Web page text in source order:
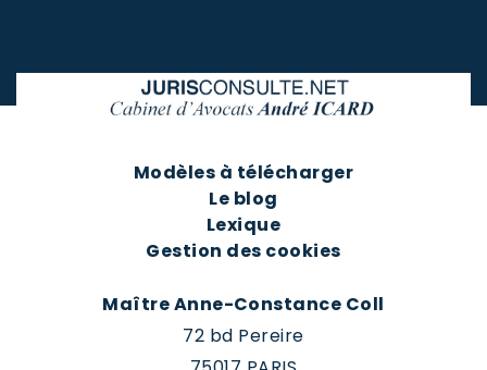
Modèles à télécharger
Le blog
Lexique
Gestion des cookies
Maître Anne-Constance Coll
72 bd Pereire